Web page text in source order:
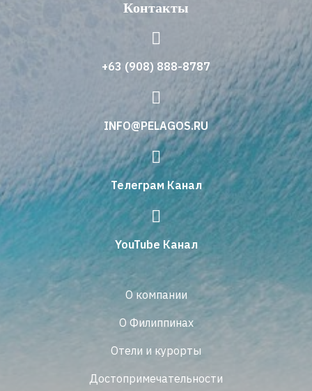
Контакты
+63 (908) 888-8787
INFO@PELAGOS.RU
Телеграм Канал
YouTube Канал
О компании
О Филиппинах
Отели и курорты
Достопримечательности